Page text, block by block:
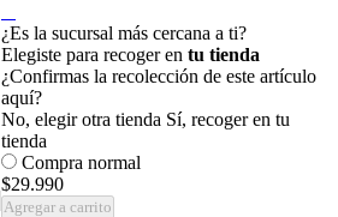
¿Es la sucursal más cercana a ti?
Elegiste para recoger en tu tienda
¿Confirmas la recolección de este artículo
aquí?
No, elegir otra tienda Sí, recoger en tu
tienda
Compra normal
$29.990
Agregar a carrito